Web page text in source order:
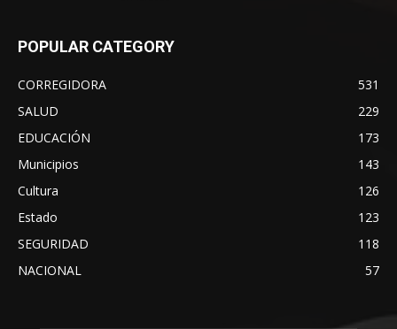
POPULAR CATEGORY
CORREGIDORA
531
SALUD
229
EDUCACIÓN
173
Municipios
143
Cultura
126
Estado
123
SEGURIDAD
118
NACIONAL
57